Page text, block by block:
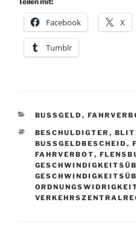
Facebook X
Tumblr
KATEGORIEN
BUSSGELD ,
SCHLAGWÖRTER
BESCHULDIGTER ,
BUSSGELDBESCHEID
,
FAHRVERBOT,